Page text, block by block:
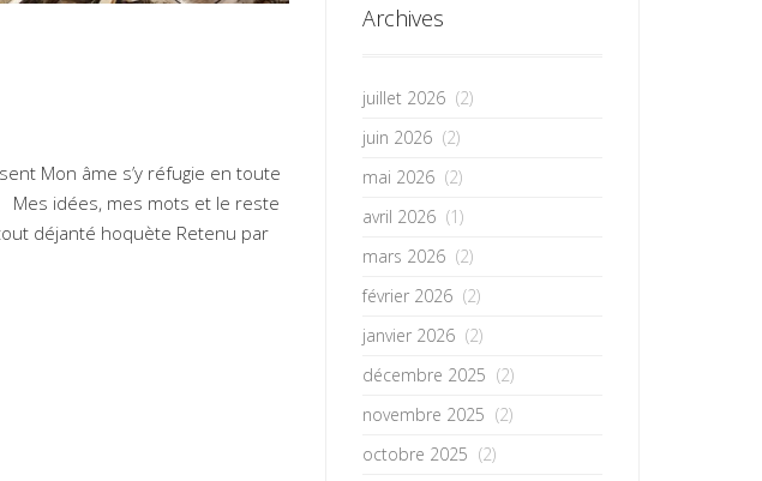
Mon âme s’y réfugie en toute
Mes idées, mes mots et le reste
déjanté hoquète Retenu par
Archives
juillet 2026 (2)
juin 2026 (2)
mai 2026 (2)
avril 2026 (1)
mars 2026 (2)
février 2026 (2)
janvier 2026 (2)
décembre 2025 (2)
novembre 2025 (2)
octobre 2025 (2)